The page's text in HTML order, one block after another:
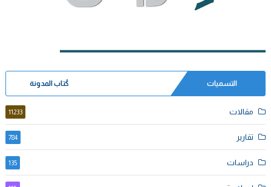
التسميات كُتاب المدونة
مقالات 11233
تقارير 784
دراسات 135